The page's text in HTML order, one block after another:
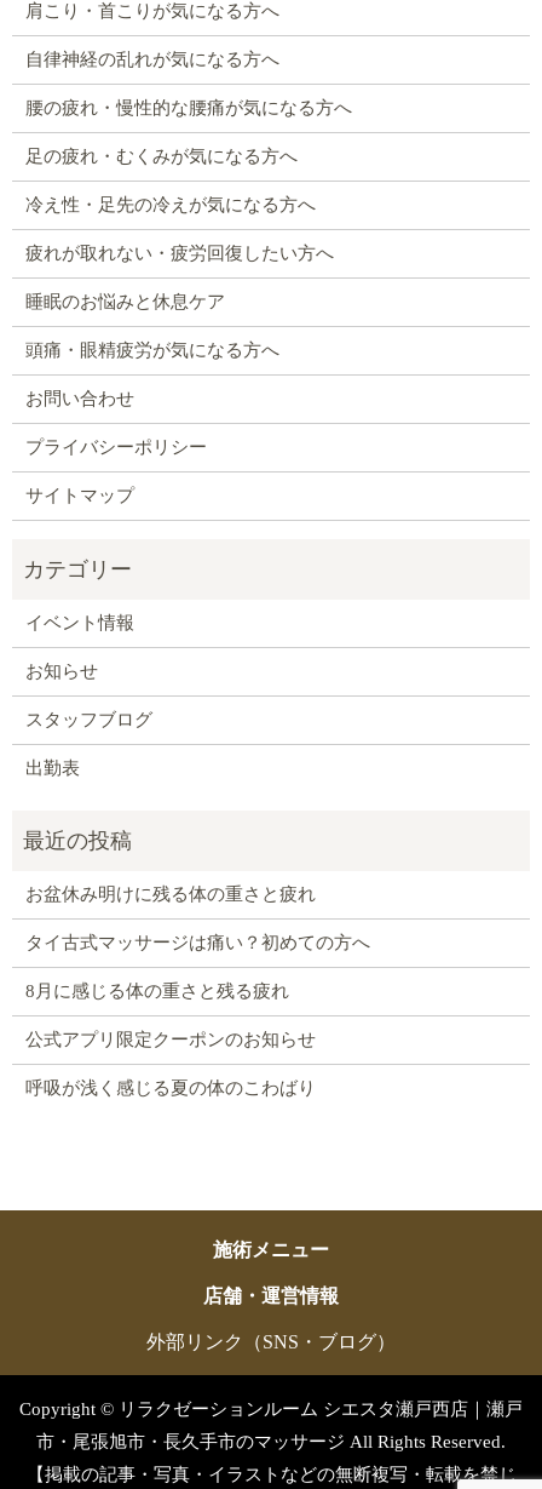
肩こり・首こりが気になる方へ
自律神経の乱れが気になる方へ
腰の疲れ・慢性的な腰痛が気になる方へ
足の疲れ・むくみが気になる方へ
冷え性・足先の冷えが気になる方へ
疲れが取れない・疲労回復したい方へ
睡眠のお悩みと休息ケア
頭痛・眼精疲労が気になる方へ
お問い合わせ
プライバシーポリシー
サイトマップ
イベント情報
お知らせ
スタッフブログ
出勤表
お盆休み明けに残る体の重さと疲れ
タイ古式マッサージは痛い？初めての方へ
8月に感じる体の重さと残る疲れ
公式アプリ限定クーポンのお知らせ
呼吸が浅く感じる夏の体のこわばり
施術メニュー
店舗・運営情報
外部リンク（SNS・ブログ）
Copyright © リラクゼーションルーム シエスタ瀬戸西店｜瀬戸
市・尾張旭市・長久手市のマッサージ All Rights Reserved.
【掲載の記事・写真・イラストなどの無断複写・転載を禁じ